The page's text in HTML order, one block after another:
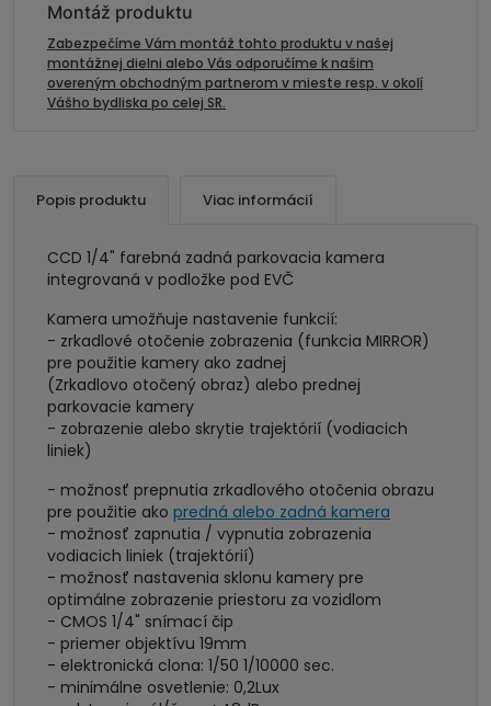
predná
parkovacia
kamera
Montáž produktu
Zabezpečíme Vám montáž tohto produktu v našej
montážnej dielni alebo Vás odporučíme k našim
overeným obchodným partnerom v mieste resp. v okolí
Vášho bydliska po celej SR.
Popis produktu Viac informácií
CCD 1/4" farebná zadná parkovacia kamera
integrovaná v podložke pod EVČ
Kamera umožňuje nastavenie funkcií:
- zrkadlové otočenie zobrazenia (funkcia MIRROR)
pre použitie kamery ako zadnej
(Zrkadlovo otočený obraz) alebo prednej
parkovacie kamery
- zobrazenie alebo skrytie trajektórií (vodiacich
liniek)
- možnosť prepnutia zrkadlového otočenia obrazu
pre použitie ako predná alebo zadná kamera
- možnosť zapnutia / vypnutia zobrazenia
vodiacich liniek (trajektórií)
- možnosť nastavenia sklonu kamery pre
optimálne zobrazenie priestoru za vozidlom
- CMOS 1/4" snímací čip
- priemer objektívu 19mm
- elektronická clona: 1/50 1/10000 sec.
- minimálne osvetlenie: 0,2Lux